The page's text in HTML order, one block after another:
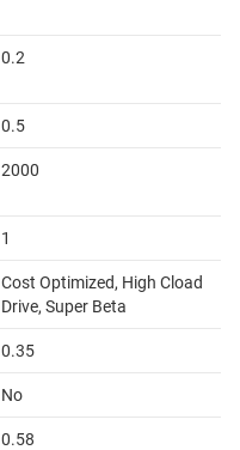
0.2
0.5
2000
1
Cost Optimized, High Cload
Drive, Super Beta
0.35
No
0.58